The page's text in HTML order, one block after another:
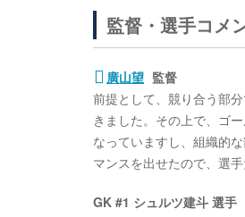
監督・選手コメ
廣山望 監督
前提として、競り合う部
きました。その上で、ゴ
なっていますし、組織的
マンスを出せたので、選
GK #1 シュルツ建斗 選手